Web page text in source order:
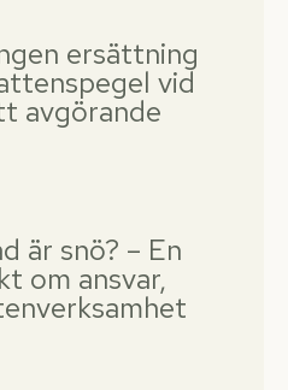
ersättning
vid
avgörande
är snö? – En
om ansvar,